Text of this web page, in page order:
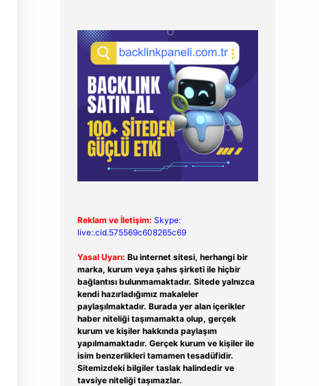
Reklam ve İletişim: Skype:
live:.cid.575569c608265c69
Yasal Uyarı: Bu internet sitesi, herhangi bir
marka, kurum veya şahıs şirketi ile hiçbir
bağlantısı bulunmamaktadır. Sitede yalnızca
kendi hazırladığımız makaleler
paylaşılmaktadır. Burada yer alan içerikler
haber niteliği taşımamakta olup, gerçek
kurum ve kişiler hakkında paylaşım
yapılmamaktadır. Gerçek kurum ve kişiler ile
isim benzerlikleri tamamen tesadüfidir.
Sitemizdeki bilgiler taslak halindedir ve
tavsiye niteliği taşımazlar.